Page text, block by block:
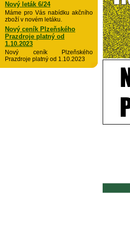
Nový leták 6/24
Máme pro Vás nabídku akčního
zboží v novém letáku.
Nový ceník Plzeňského
Prazdroje platný od
1.10.2023
Nový ceník Plzeňského
Prazdroje platný od 1.10.2023